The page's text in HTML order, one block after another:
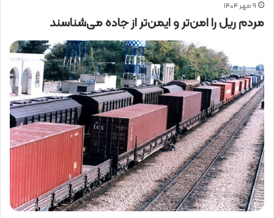
۹ مهر ۱۴۰۴
مردم ریل را امن‌تر و ایمن‌تر از جاده‌ می‌‌شناسند